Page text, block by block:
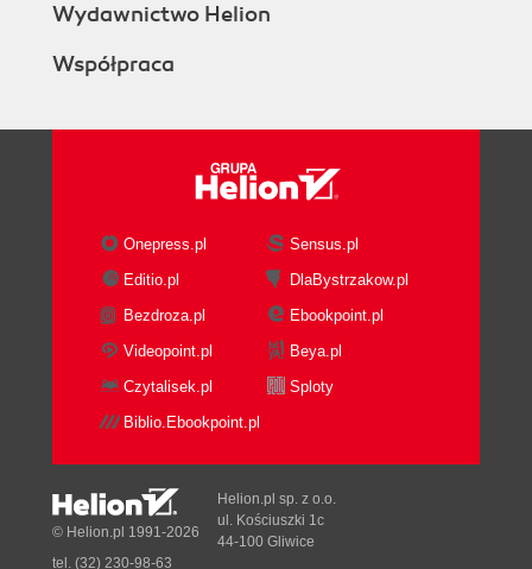
Wydawnictwo Helion
Współpraca
Onepress.pl
Sensus.pl
Editio.pl
DlaBystrzakow.pl
Bezdroza.pl
Ebookpoint.pl
Videopoint.pl
Beya.pl
Czytalisek.pl
Sploty
Biblio.Ebookpoint.pl
© Helion.pl 1991-2026
Helion.pl sp. z o.o.
ul. Kościuszki 1c
44-100 Gliwice
tel. (32) 230-98-63